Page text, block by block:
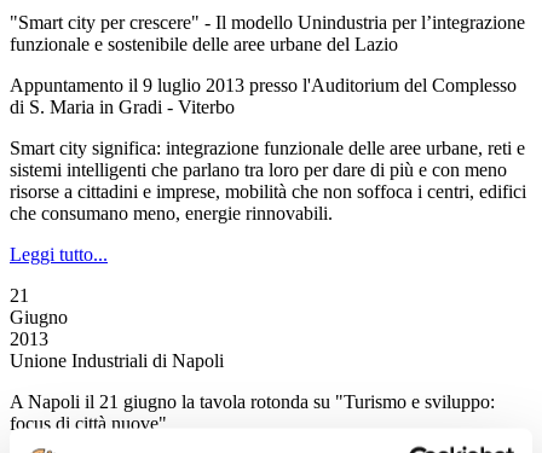
"Smart city per crescere" - Il modello Unindustria per l’integrazione
funzionale e sostenibile delle aree urbane del Lazio
Appuntamento il 9 luglio 2013 presso l'Auditorium del Complesso
di S. Maria in Gradi - Viterbo
Smart city significa: integrazione funzionale delle aree urbane, reti e
sistemi intelligenti che parlano tra loro per dare di più e con meno
risorse a cittadini e imprese, mobilità che non soffoca i centri, edifici
che consumano meno, energie rinnovabili.
Leggi tutto...
21
Giugno
2013
Unione Industriali di Napoli
A Napoli il 21 giugno la tavola rotonda su "Turismo e sviluppo:
focus di città nuove"